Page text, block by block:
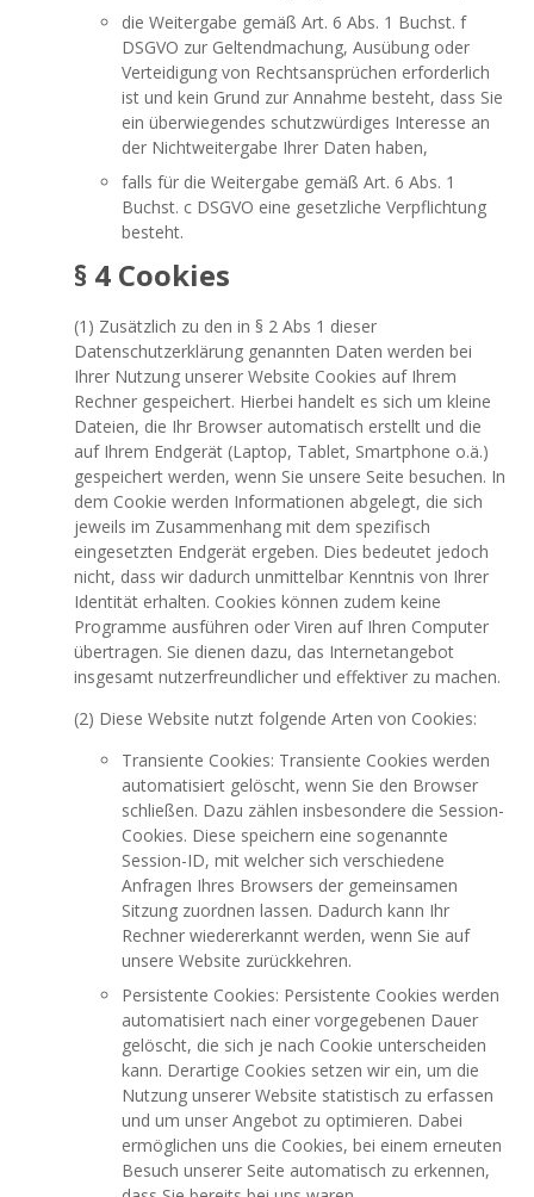
die Weitergabe gemäß Art. 6 Abs. 1 Buchst. f
DSGVO zur Geltendmachung, Ausübung oder
Verteidigung von Rechtsansprüchen erforderlich
ist und kein Grund zur Annahme besteht, dass Sie
ein überwiegendes schutzwürdiges Interesse an
der Nichtweitergabe Ihrer Daten haben,
falls für die Weitergabe gemäß Art. 6 Abs. 1
Buchst. c DSGVO eine gesetzliche Verpflichtung
besteht.
§ 4 Cookies
(1) Zusätzlich zu den in § 2 Abs 1 dieser
Datenschutzerklärung genannten Daten werden bei
Ihrer Nutzung unserer Website Cookies auf Ihrem
Rechner gespeichert. Hierbei handelt es sich um kleine
Dateien, die Ihr Browser automatisch erstellt und die
auf Ihrem Endgerät (Laptop, Tablet, Smartphone o.ä.)
gespeichert werden, wenn Sie unsere Seite besuchen. In
dem Cookie werden Informationen abgelegt, die sich
jeweils im Zusammenhang mit dem spezifisch
eingesetzten Endgerät ergeben. Dies bedeutet jedoch
nicht, dass wir dadurch unmittelbar Kenntnis von Ihrer
Identität erhalten. Cookies können zudem keine
Programme ausführen oder Viren auf Ihren Computer
übertragen. Sie dienen dazu, das Internetangebot
insgesamt nutzerfreundlicher und effektiver zu machen.
(2) Diese Website nutzt folgende Arten von Cookies:
Transiente Cookies: Transiente Cookies werden
automatisiert gelöscht, wenn Sie den Browser
schließen. Dazu zählen insbesondere die Session-
Cookies. Diese speichern eine sogenannte
Session-ID, mit welcher sich verschiedene
Anfragen Ihres Browsers der gemeinsamen
Sitzung zuordnen lassen. Dadurch kann Ihr
Rechner wiedererkannt werden, wenn Sie auf
unsere Website zurückkehren.
Persistente Cookies: Persistente Cookies werden
automatisiert nach einer vorgegebenen Dauer
gelöscht, die sich je nach Cookie unterscheiden
kann. Derartige Cookies setzen wir ein, um die
Nutzung unserer Website statistisch zu erfassen
und um unser Angebot zu optimieren. Dabei
ermöglichen uns die Cookies, bei einem erneuten
Besuch unserer Seite automatisch zu erkennen,